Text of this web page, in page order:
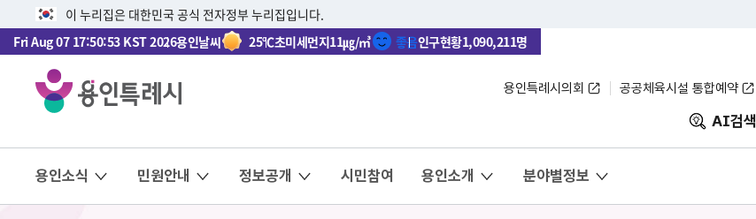
이 누리집은 대한민국 공식 전자정부 누리집입니다.
Fri Aug 07 17:50:53 KST 2026용인날씨 25℃초미세먼지11㎍/㎥ 좋음인구현황1,090,211명
용인특례시의회 공공체육시설 통합예약
AI검색
용인소식 민원안내 정보공개 시민참여 용인소개 분야별정보